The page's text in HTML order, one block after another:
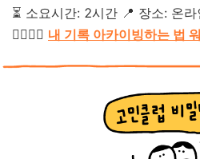
⏳ 소요시간: 2시간 📍 장소: 온
👉🏻👉🏻 내 기록 아카이빙하는 법